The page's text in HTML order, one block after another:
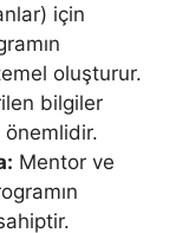
için
oluşturur.
bilgiler
önemlidir.
Mentor ve